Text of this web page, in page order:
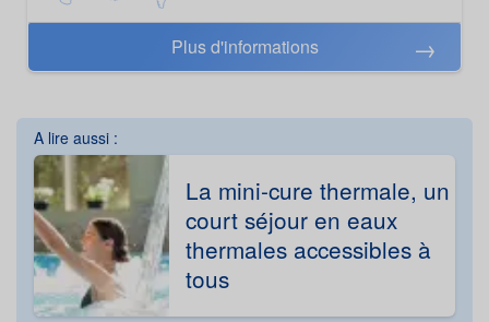
Plus d'informations
A lire aussi :
La mini-cure thermale, un
court séjour en eaux
thermales accessibles à
tous